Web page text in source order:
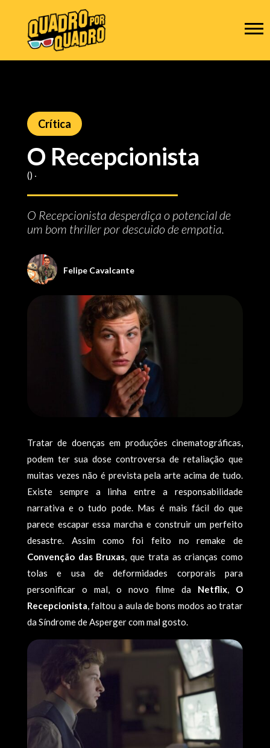
Crítica
O Recepcionista
() ‧
O Recepcionista desperdiça o potencial de
um bom thriller por descuido de empatia.
Felipe Cavalcante
Tratar de doenças em produções cinematográficas,
podem ter sua dose controversa de retaliação que
muitas vezes não é prevista pela arte acima de tudo.
Existe sempre a linha entre a responsabilidade
narrativa e o tudo pode. Mas é mais fácil do que
parece escapar essa marcha e construir um perfeito
desastre. Assim como foi feito no remake de
Convenção das Bruxas , que trata as crianças como
tolas e usa de deformidades corporais para
personificar o mal, o novo filme da Netflix
O
Recepcionista , faltou a aula de bons modos ao tratar
da Síndrome de Asperger com mal gosto.